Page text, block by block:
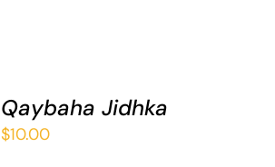
Qaybaha Jidhka
$10.00